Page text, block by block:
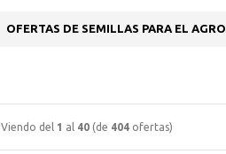
OFERTAS DE SEMILLAS PARA EL
Viendo del 1 al 40 (de 404 ofertas)